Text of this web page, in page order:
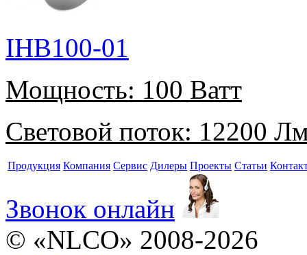
IHB100-01
Мощность: 100 Ватт
Световой поток: 12200
Продукция Компания Сервис Дилеры Проекты Статьи
Звонок онлайн
© «NLCO» 2008-2026